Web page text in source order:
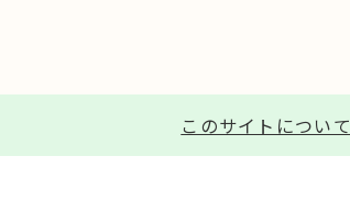
このサイトについて